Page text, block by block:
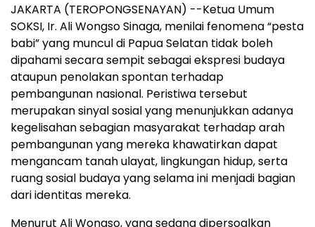
JAKARTA (TEROPONGSENAYAN) --Ketua Umum
SOKSI, Ir. Ali Wongso Sinaga, menilai fenomena “pesta
babi” yang muncul di Papua Selatan tidak boleh
dipahami secara sempit sebagai ekspresi budaya
ataupun penolakan spontan terhadap
pembangunan nasional. Peristiwa tersebut
merupakan sinyal sosial yang menunjukkan adanya
kegelisahan sebagian masyarakat terhadap arah
pembangunan yang mereka khawatirkan dapat
mengancam tanah ulayat, lingkungan hidup, serta
ruang sosial budaya yang selama ini menjadi bagian
dari identitas mereka.
Menurut Ali Wongso, yang sedang dipersoalkan